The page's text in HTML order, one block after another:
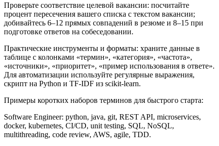
Проверьте соответствие целевой вакансии: посчитайте
процент пересечения вашего списка с текстом вакансии;
добивайтесь 6–12 прямых совпадений в резюме и 8–15 при
подготовке ответов на собеседовании.
Практические инструменты и форматы: храните данные в
таблице с колонками «термин», «категория», «частота»,
«источники», «приоритет», «пример использования в ответе».
Для автоматизации используйте регулярные выражения,
скрипт на Python и TF‑IDF из scikit‑learn.
Примеры коротких наборов терминов для быстрого старта:
Software Engineer: python, java, git, REST API, microservices,
docker, kubernetes, CI/CD, unit testing, SQL, NoSQL,
multithreading, code review, AWS, agile, TDD.